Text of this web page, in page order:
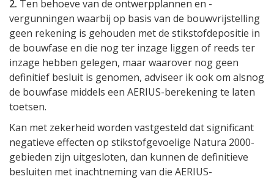
2. Ten behoeve van de ontwerpplannen en -
vergunningen waarbij op basis van de bouwvrijstelling
geen rekening is gehouden met de stikstofdepositie in
de bouwfase en die nog ter inzage liggen of reeds ter
inzage hebben gelegen, maar waarover nog geen
definitief besluit is genomen, adviseer ik ook om alsnog
de bouwfase middels een AERIUS-berekening te laten
toetsen.
Kan met zekerheid worden vastgesteld dat significant
negatieve effecten op stikstofgevoelige Natura 2000-
gebieden zijn uitgesloten, dan kunnen de definitieve
besluiten met inachtneming van die AERIUS-